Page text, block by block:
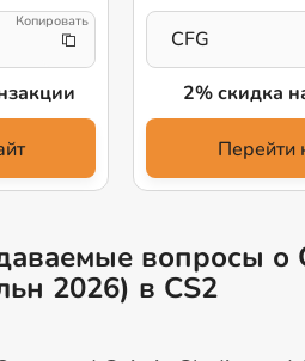
CFG
2% скидка
Перейти
вопросы
2026) в CS2